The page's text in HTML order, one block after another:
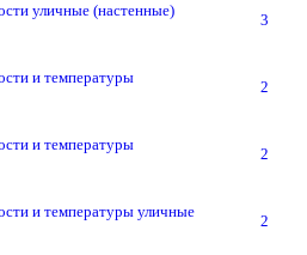
уличные (настенные)
3
и температуры
2
и температуры
2
и температуры уличные
2